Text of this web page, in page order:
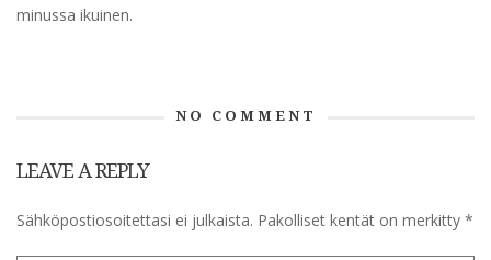
minussa ikuinen.
NO COMMENT
LEAVE A REPLY
Sähköpostiosoitettasi ei julkaista. Pakolliset kentät on merkitty *